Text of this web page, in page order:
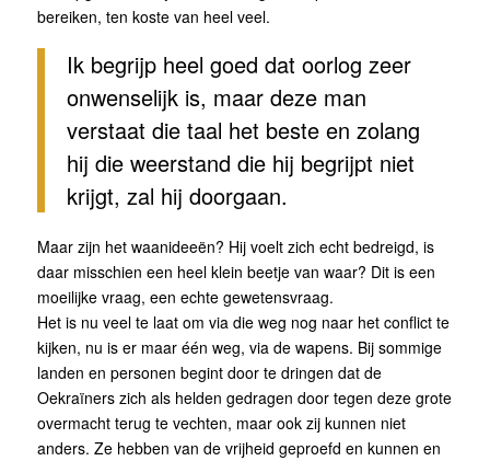
bereiken, ten koste van heel veel.
Ik begrijp heel goed dat oorlog zeer
onwenselijk is, maar deze man
verstaat die taal het beste en zolang
hij die weerstand die hij begrijpt niet
krijgt, zal hij doorgaan.
Maar zijn het waanideeën? Hij voelt zich echt bedreigd, is
daar misschien een heel klein beetje van waar? Dit is een
moeilijke vraag, een echte gewetensvraag.
Het is nu veel te laat om via die weg nog naar het conflict te
kijken, nu is er maar één weg, via de wapens. Bij sommige
landen en personen begint door te dringen dat de
Oekraïners zich als helden gedragen door tegen deze grote
overmacht terug te vechten, maar ook zij kunnen niet
anders. Ze hebben van de vrijheid geproefd en kunnen en